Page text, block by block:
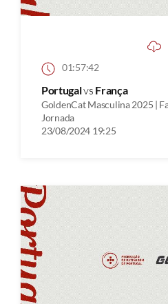
01:57:42
Portugalvs França
GoldenCat Masculina 2025 |
Jornada
23/08/2024 19:25